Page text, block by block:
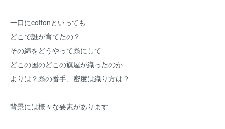
一口にcottonといっても
どこで誰が育てたの？
その綿をどうやって糸にして
どこの国のどこの旗屋が織ったのか
よりは？糸の番手、密度は織り方は？
背景には様々な要素があります